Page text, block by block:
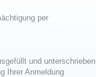
per
und unterschrieben
Ihrer Anmeldung